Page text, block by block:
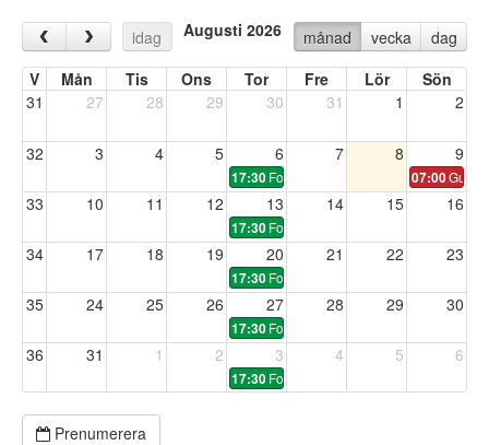
‹ › idag Augusti 2026 månad vecka dag
07:00
17:30Fotbollsträning
17:30Fotbollsträning
17:30Fotbollsträning
17:30Fotbollsträning
17:30Fotbollsträning
V Mån Tis Ons Tor Fre Lör
Sön
31
27 28 29 30 31 1 2
32 3 4 5 6 7 8 9
33 10 11 12 13 14 15 16
34 17 18 19 20 21 22 23
35 24 25 26 27 28 29 30
36 31 1 2 3 4 5 6
Prenumerera